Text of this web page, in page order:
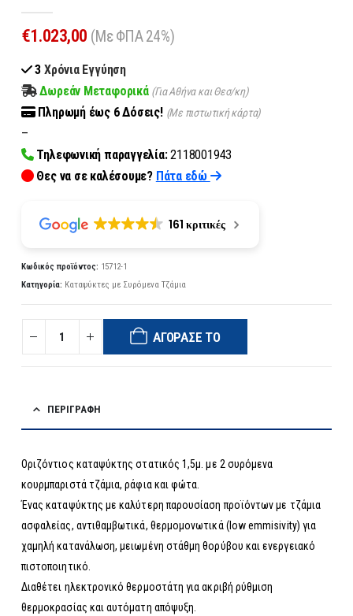
€1.023,00 (Με ΦΠΑ 24%)
3 Χρόνια Εγγύηση
Δωρεάν Μεταφορικά (Για Αθήνα και Θεσ/κη)
Πληρωμή έως 6Δόσεις! (Με πιστωτική κάρτα)
–
Τηλεφωνική παραγγελία:2118001943
Θες να σε καλέσουμε? Πάτα εδώ
161 κριτικές
Κωδικός προϊόντος: 15712-1
Κατηγορία: Καταψύκτες με Συρόμενα Τζάμια
ΑΓΌΡΑΣΈ ΤΟ
ΠΕΡΙΓΡΑΦΉ
Οριζόντιος καταψύκτης στατικός 1,5μ. με 2 συρόμενα
κουρμπαριστά τζάμια, ράφια και φώτα.
Ένας καταψύκτης με καλύτερη παρουσίαση προϊόντων με τζάμια
ασφαλείας, αντιθαμβωτικά, θερμομονωτικά (low emmisivity) για
χαμηλή κατανάλωση, μειωμένη στάθμη θορύβου και ενεργειακό
πιστοποιητικό.
Διαθέτει ηλεκτρονικό θερμοστάτη για ακριβή ρύθμιση
θερμοκρασίας και αυτόματη απόψυξη.